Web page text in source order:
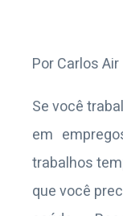
Por Carlos Air
Se você
em
trabalhos
que você